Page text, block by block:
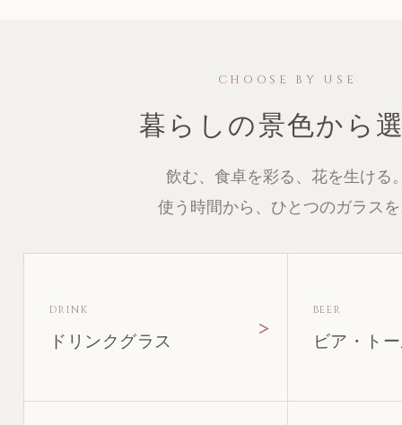
CHOOSE BY USE
暮らしの景色から
飲む、食卓を彩る、花を生ける
使う時間から、ひとつのガラス
DRINK
ドリンクグラス
BEER
ビア・ト